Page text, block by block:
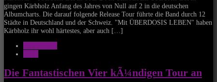
gingen Kärbholz Anfang des Jahres von Null auf 2 in die deutschen
Albumcharts. Die darauf folgende Release Tour führte die Band durch 12
Städte in Deutschland und der Schweiz. "Mit ÜBERDOSIS LEBEN" haben
Kärbholz ihr wohl härtestes, aber auch […]
Die Fantastischen Vier kÃ¼ndigen Tour an